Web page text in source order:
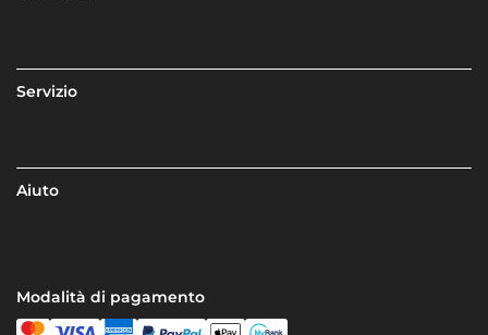
Servizio
Aiuto
Modalità di pagamento